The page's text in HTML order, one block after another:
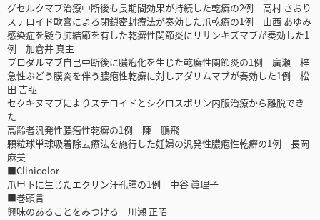
グセルクマブ治療中断後も長期間効果が持続した乾癬の2例 高村 さおり
ステロイド軟膏による閉鎖密封療法が奏効した爪乾癬の1例 山西 あゆみ
感染症を疑う肺結節を有した乾癬性関節炎にリサンキズマブが奏効した1
例 加倉井 真主
ブロダルマブ自己中断後に膿疱化を生じた乾癬性関節炎の1例 廣瀬 梓
急性ぶどう膜炎を伴う膿疱性乾癬に対しアダリムマブが奏効した1例 松
田 吉弘
セクキヌマブによりステロイドとシクロスポリン内服治療から離脱でき
た
高齢者汎発性膿疱性乾癬の1例 陳 鵬飛
顆粒球単球吸着除去療法を施行した妊婦の汎発性膿疱性乾癬の1例 長岡
麻美
■Clinicolor
爪甲下に生じたエクリン汗孔腫の1例 中谷 眞理子
■巻頭言
興味のあることをみつける 川瀬 正昭